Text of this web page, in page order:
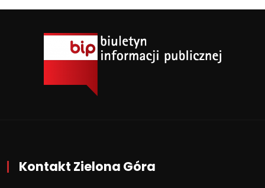
Kontakt Zielona Góra